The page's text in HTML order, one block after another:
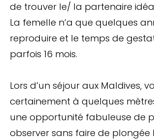
de trouver le/ la partenaire
La femelle n’a que quelques
reproduire et le temps de
parfois 16 mois.
Lors d’un séjour aux Maldives,
certainement à quelques mètres
une opportunité fabuleuse de
observer sans faire de plongée